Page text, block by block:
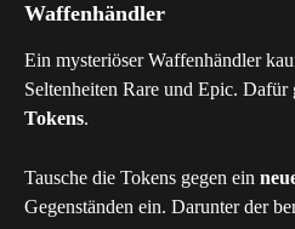
Waffenhändler
Ein mysteriöser Waffenhändler
Seltenheiten Rare und Epic.
Tokens.
Tausche die Tokens gegen ein
Gegenständen ein. Darunter der